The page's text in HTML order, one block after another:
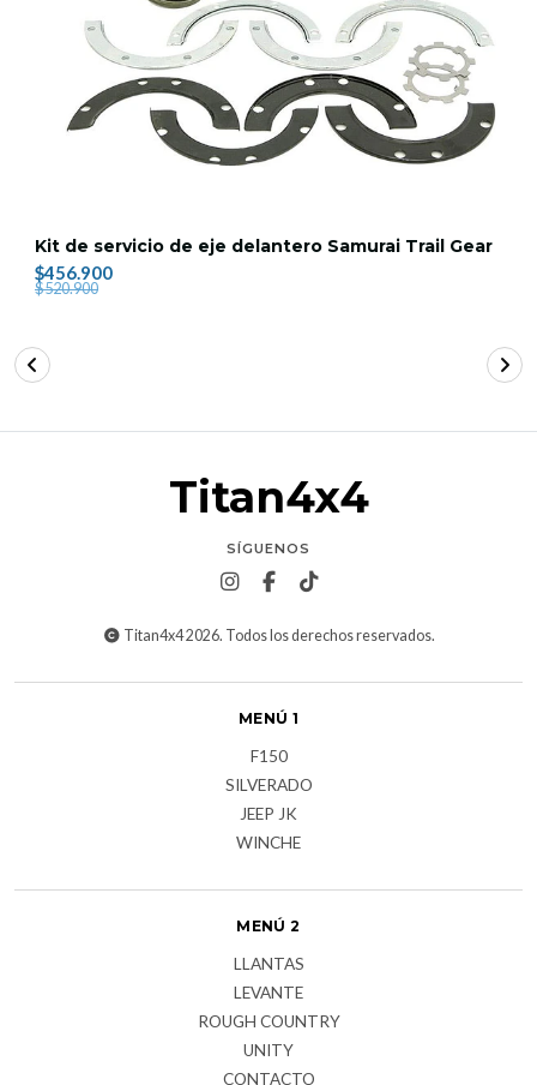
Kit de servicio de eje delantero Samurai Trail Gear
$456.900
$520.900
Titan4x4
SÍGUENOS
Titan4x4 2026. Todos los derechos reservados.
MENÚ 1
F150
SILVERADO
JEEP JK
WINCHE
MENÚ 2
LLANTAS
LEVANTE
ROUGH COUNTRY
UNITY
CONTACTO